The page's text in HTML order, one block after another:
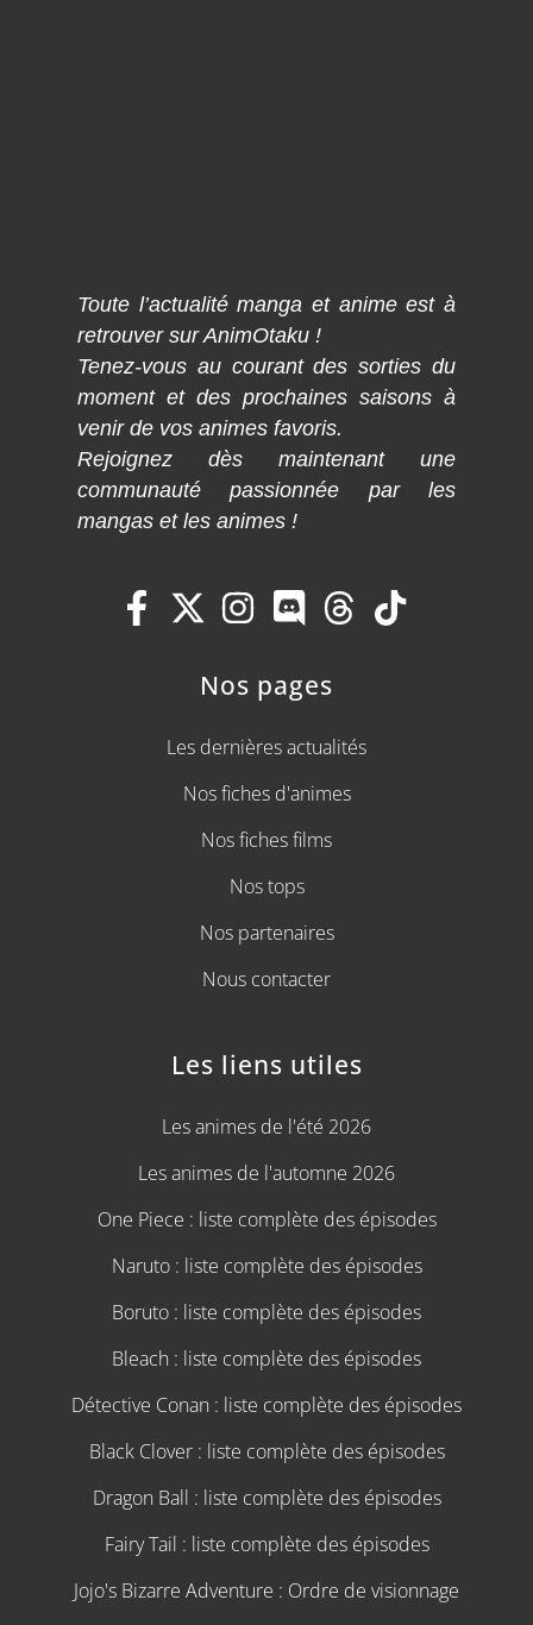
Toute l’actualité manga et anime est à
retrouver sur AnimOtaku !
Tenez-vous au courant des sorties du
moment et des prochaines saisons à
venir de vos animes favoris.
Rejoignez dès maintenant une
communauté passionnée par les
mangas et les animes !
Nos pages
Les dernières actualités
Nos fiches d'animes
Nos fiches films
Nos tops
Nos partenaires
Nous contacter
Les liens utiles
Les animes de l'été 2026
Les animes de l'automne 2026
One Piece : liste complète des épisodes
Naruto : liste complète des épisodes
Boruto : liste complète des épisodes
Bleach : liste complète des épisodes
Détective Conan : liste complète des épisodes
Black Clover : liste complète des épisodes
Dragon Ball : liste complète des épisodes
Fairy Tail : liste complète des épisodes
Jojo's Bizarre Adventure : Ordre de visionnage